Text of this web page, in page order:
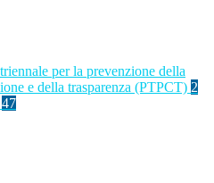
per la prevenzione della
e della trasparenza (PTPCT) 2
47